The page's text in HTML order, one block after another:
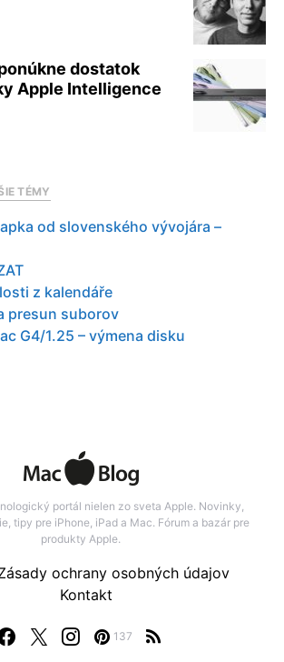
dostatok
Apple Intelligence
TÉMY
od slovenského vývojára –
z kalendáře
presun suborov
G4/1.25 – výmena disku
portál nielen zo sveta Apple. Novinky,
tipy pre iPhone, iPad a Mac. Fórum a bazár pre
produkty Apple.
137
ochrany osobných údajov
Kontakt